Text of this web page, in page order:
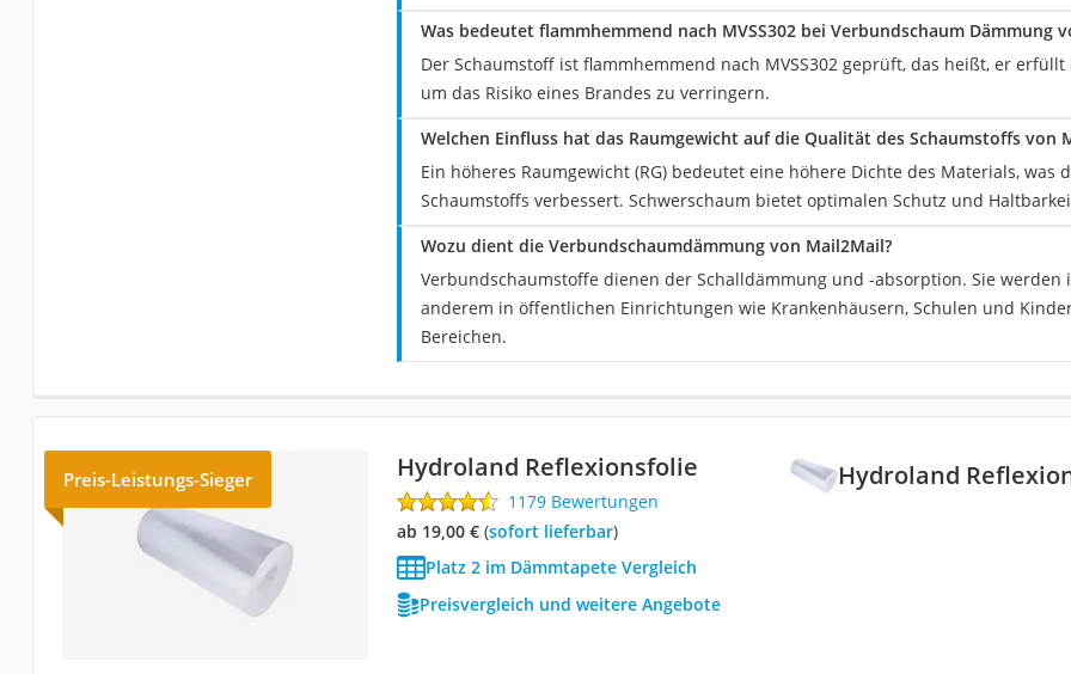
Was bedeutet flammhemmend nach MVSS302 bei Verbundschaum Dämmung
Der Schaumstoff ist flammhemmend nach MVSS302 geprüft, das heißt, er
um das Risiko eines Brandes zu verringern.
Welchen Einfluss hat das Raumgewicht auf die Qualität des Schaumstoffs von
Ein höheres Raumgewicht (RG) bedeutet eine höhere Dichte des Materials, was
Schaumstoffs verbessert. Schwerschaum bietet optimalen Schutz und
Wozu dient die Verbundschaumdämmung von Mail2Mail?
Verbundschaumstoffe dienen der Schalldämmung und -absorption. Sie
anderem in öffentlichen Einrichtungen wie Krankenhäusern, Schulen und
Bereichen.
Hydroland
Preis-Leistungs-Sieger Hydroland Reflexionsfolie
1179 Bewertungen
ab 19,00 €( Sofort lieferbar)
Platz 2 im Dämmtapete Vergleich
Preisvergleich und weitere Angebote